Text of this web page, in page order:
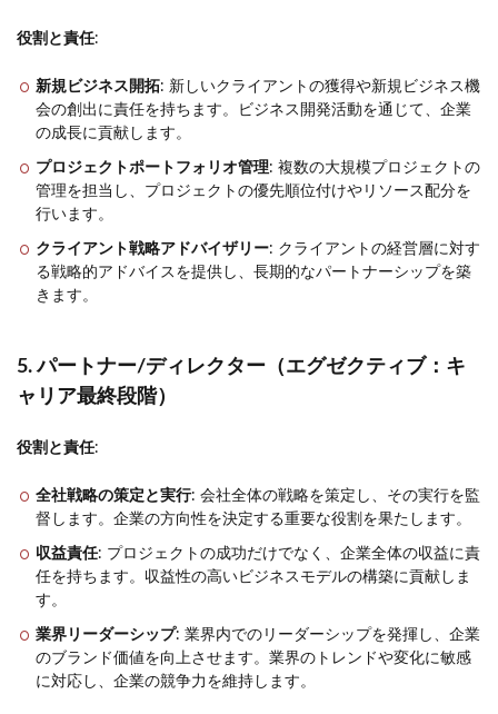
役割と責任:
新規ビジネス開拓: 新しいクライアントの獲得や新規ビジネス機
会の創出に責任を持ちます。ビジネス開発活動を通じて、企業
の成長に貢献します。
プロジェクトポートフォリオ管理: 複数の大規模プロジェクトの
管理を担当し、プロジェクトの優先順位付けやリソース配分を
行います。
クライアント戦略アドバイザリー: クライアントの経営層に対す
る戦略的アドバイスを提供し、長期的なパートナーシップを築
きます。
5. パートナー/ディレクター（エグゼクティブ：キ
ャリア最終段階）
役割と責任:
全社戦略の策定と実行: 会社全体の戦略を策定し、その実行を監
督します。企業の方向性を決定する重要な役割を果たします。
収益責任: プロジェクトの成功だけでなく、企業全体の収益に責
任を持ちます。収益性の高いビジネスモデルの構築に貢献しま
す。
業界リーダーシップ: 業界内でのリーダーシップを発揮し、企業
のブランド価値を向上させます。業界のトレンドや変化に敏感
に対応し、企業の競争力を維持します。